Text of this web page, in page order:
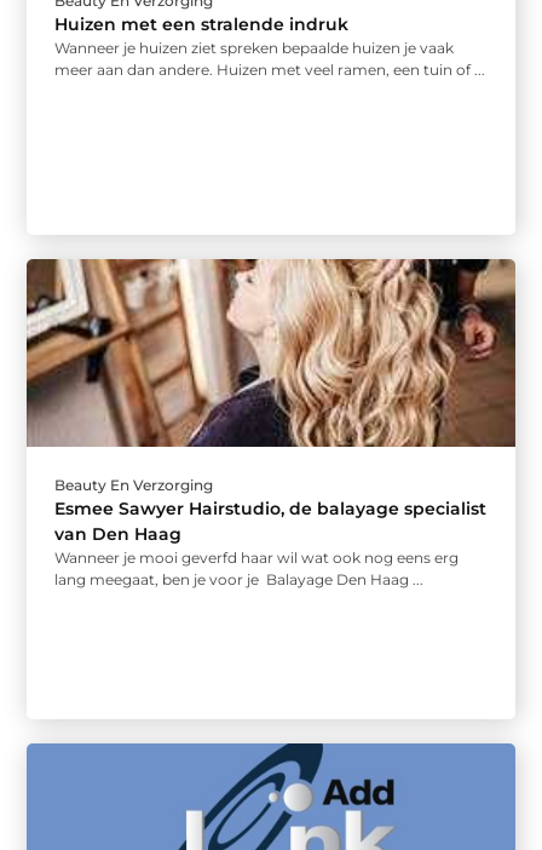
Huizen met een stralende indruk
Wanneer je huizen ziet spreken bepaalde huizen je vaak
meer aan dan andere. Huizen met veel ramen, een tuin of ...
Beauty En Verzorging
Esmee Sawyer Hairstudio, de balayage specialist
van Den Haag
Wanneer je mooi geverfd haar wil wat ook nog eens erg
lang meegaat, ben je voor je Balayage Den Haag ...